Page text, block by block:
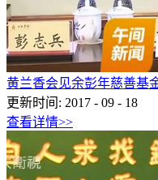
黄兰香会见余彭年慈善基
更新时间: 2017 - 09 - 18
查看详情>>